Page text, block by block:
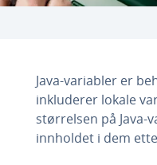
Java-variabler er
inkluderer lokale
størrelsen på Java-
innholdet i dem